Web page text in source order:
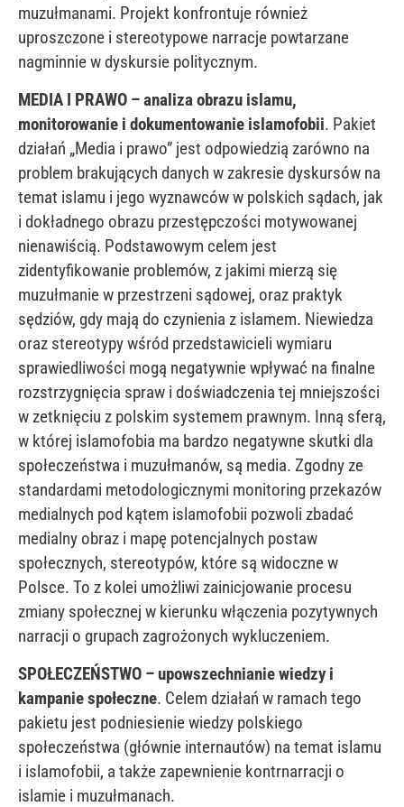
muzułmanami. Projekt konfrontuje również
uproszczone i stereotypowe narracje powtarzane
nagminnie w dyskursie politycznym.
MEDIA I PRAWO – analiza obrazu islamu,
monitorowanie i dokumentowanie islamofobii. Pakiet
działań „Media i prawo” jest odpowiedzią zarówno na
problem brakujących danych w zakresie dyskursów na
temat islamu i jego wyznawców w polskich sądach, jak
i dokładnego obrazu przestępczości motywowanej
nienawiścią. Podstawowym celem jest
zidentyfikowanie problemów, z jakimi mierzą się
muzułmanie w przestrzeni sądowej, oraz praktyk
sędziów, gdy mają do czynienia z islamem. Niewiedza
oraz stereotypy wśród przedstawicieli wymiaru
sprawiedliwości mogą negatywnie wpływać na finalne
rozstrzygnięcia spraw i doświadczenia tej mniejszości
w zetknięciu z polskim systemem prawnym. Inną sferą,
w której islamofobia ma bardzo negatywne skutki dla
społeczeństwa i muzułmanów, są media. Zgodny ze
standardami metodologicznymi monitoring przekazów
medialnych pod kątem islamofobii pozwoli zbadać
medialny obraz i mapę potencjalnych postaw
społecznych, stereotypów, które są widoczne w
Polsce. To z kolei umożliwi zainicjowanie procesu
zmiany społecznej w kierunku włączenia pozytywnych
narracji o grupach zagrożonych wykluczeniem.
SPOŁECZEŃSTWO – upowszechnianie wiedzy i
kampanie społeczne. Celem działań w ramach tego
pakietu jest podniesienie wiedzy polskiego
społeczeństwa (głównie internautów) na temat islamu
i islamofobii, a także zapewnienie kontrnarracji o
islamie i muzułmanach.